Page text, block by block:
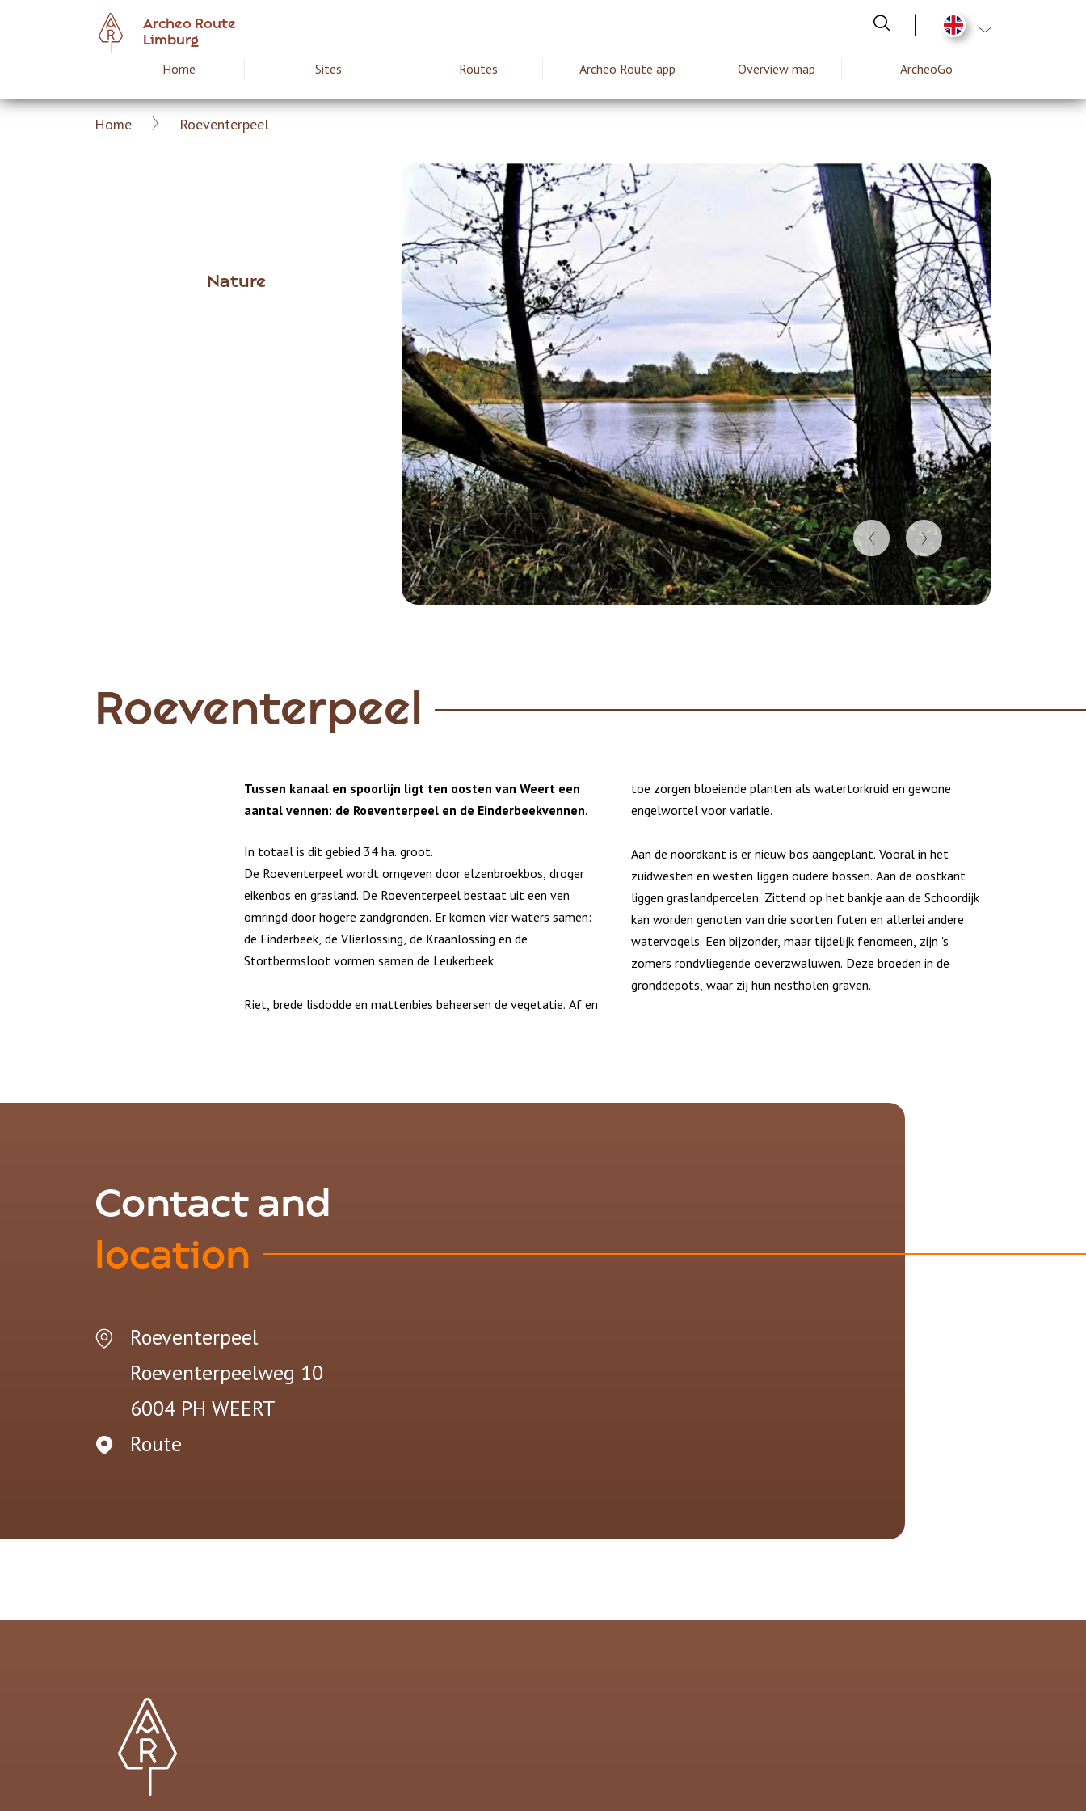
List additional
Archeo Route
Limburg
Hoofdnavigatie
Archeoroute
Home Sites Routes Archeo Route app Overview map ArcheoGo
Breadcrumb
Home Roeventerpeel
Nature
Roeventerpeel
Tussen kanaal en spoorlijn ligt ten oosten van Weert een
aantal vennen: de Roeventerpeel en de Einderbeekvennen.
In totaal is dit gebied 34 ha. groot.
De Roeventerpeel wordt omgeven door elzenbroekbos, droger
eikenbos en grasland. De Roeventerpeel bestaat uit een ven
omringd door hogere zandgronden. Er komen vier waters samen:
de Einderbeek, de Vlierlossing, de Kraanlossing en de
Stortbermsloot vormen samen de Leukerbeek.
Riet, brede lisdodde en mattenbies beheersen de vegetatie. Af en
toe zorgen bloeiende planten als watertorkruid en gewone
engelwortel voor variatie.
Aan de noordkant is er nieuw bos aangeplant. Vooral in het
zuidwesten en westen liggen oudere bossen. Aan de oostkant
liggen graslandpercelen. Zittend op het bankje aan de Schoordijk
kan worden genoten van drie soorten futen en allerlei andere
watervogels. Een bijzonder, maar tijdelijk fenomeen, zijn 's
zomers rondvliegende oeverzwaluwen. Deze broeden in de
gronddepots, waar zij hun nestholen graven.
Contact and
location
Roeventerpeel
Roeventerpeelweg 10
6004 PH WEERT
Route